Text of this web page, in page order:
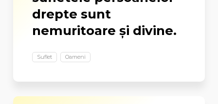
drepte sunt
nemuritoare şi divine.
Suflet Oameni